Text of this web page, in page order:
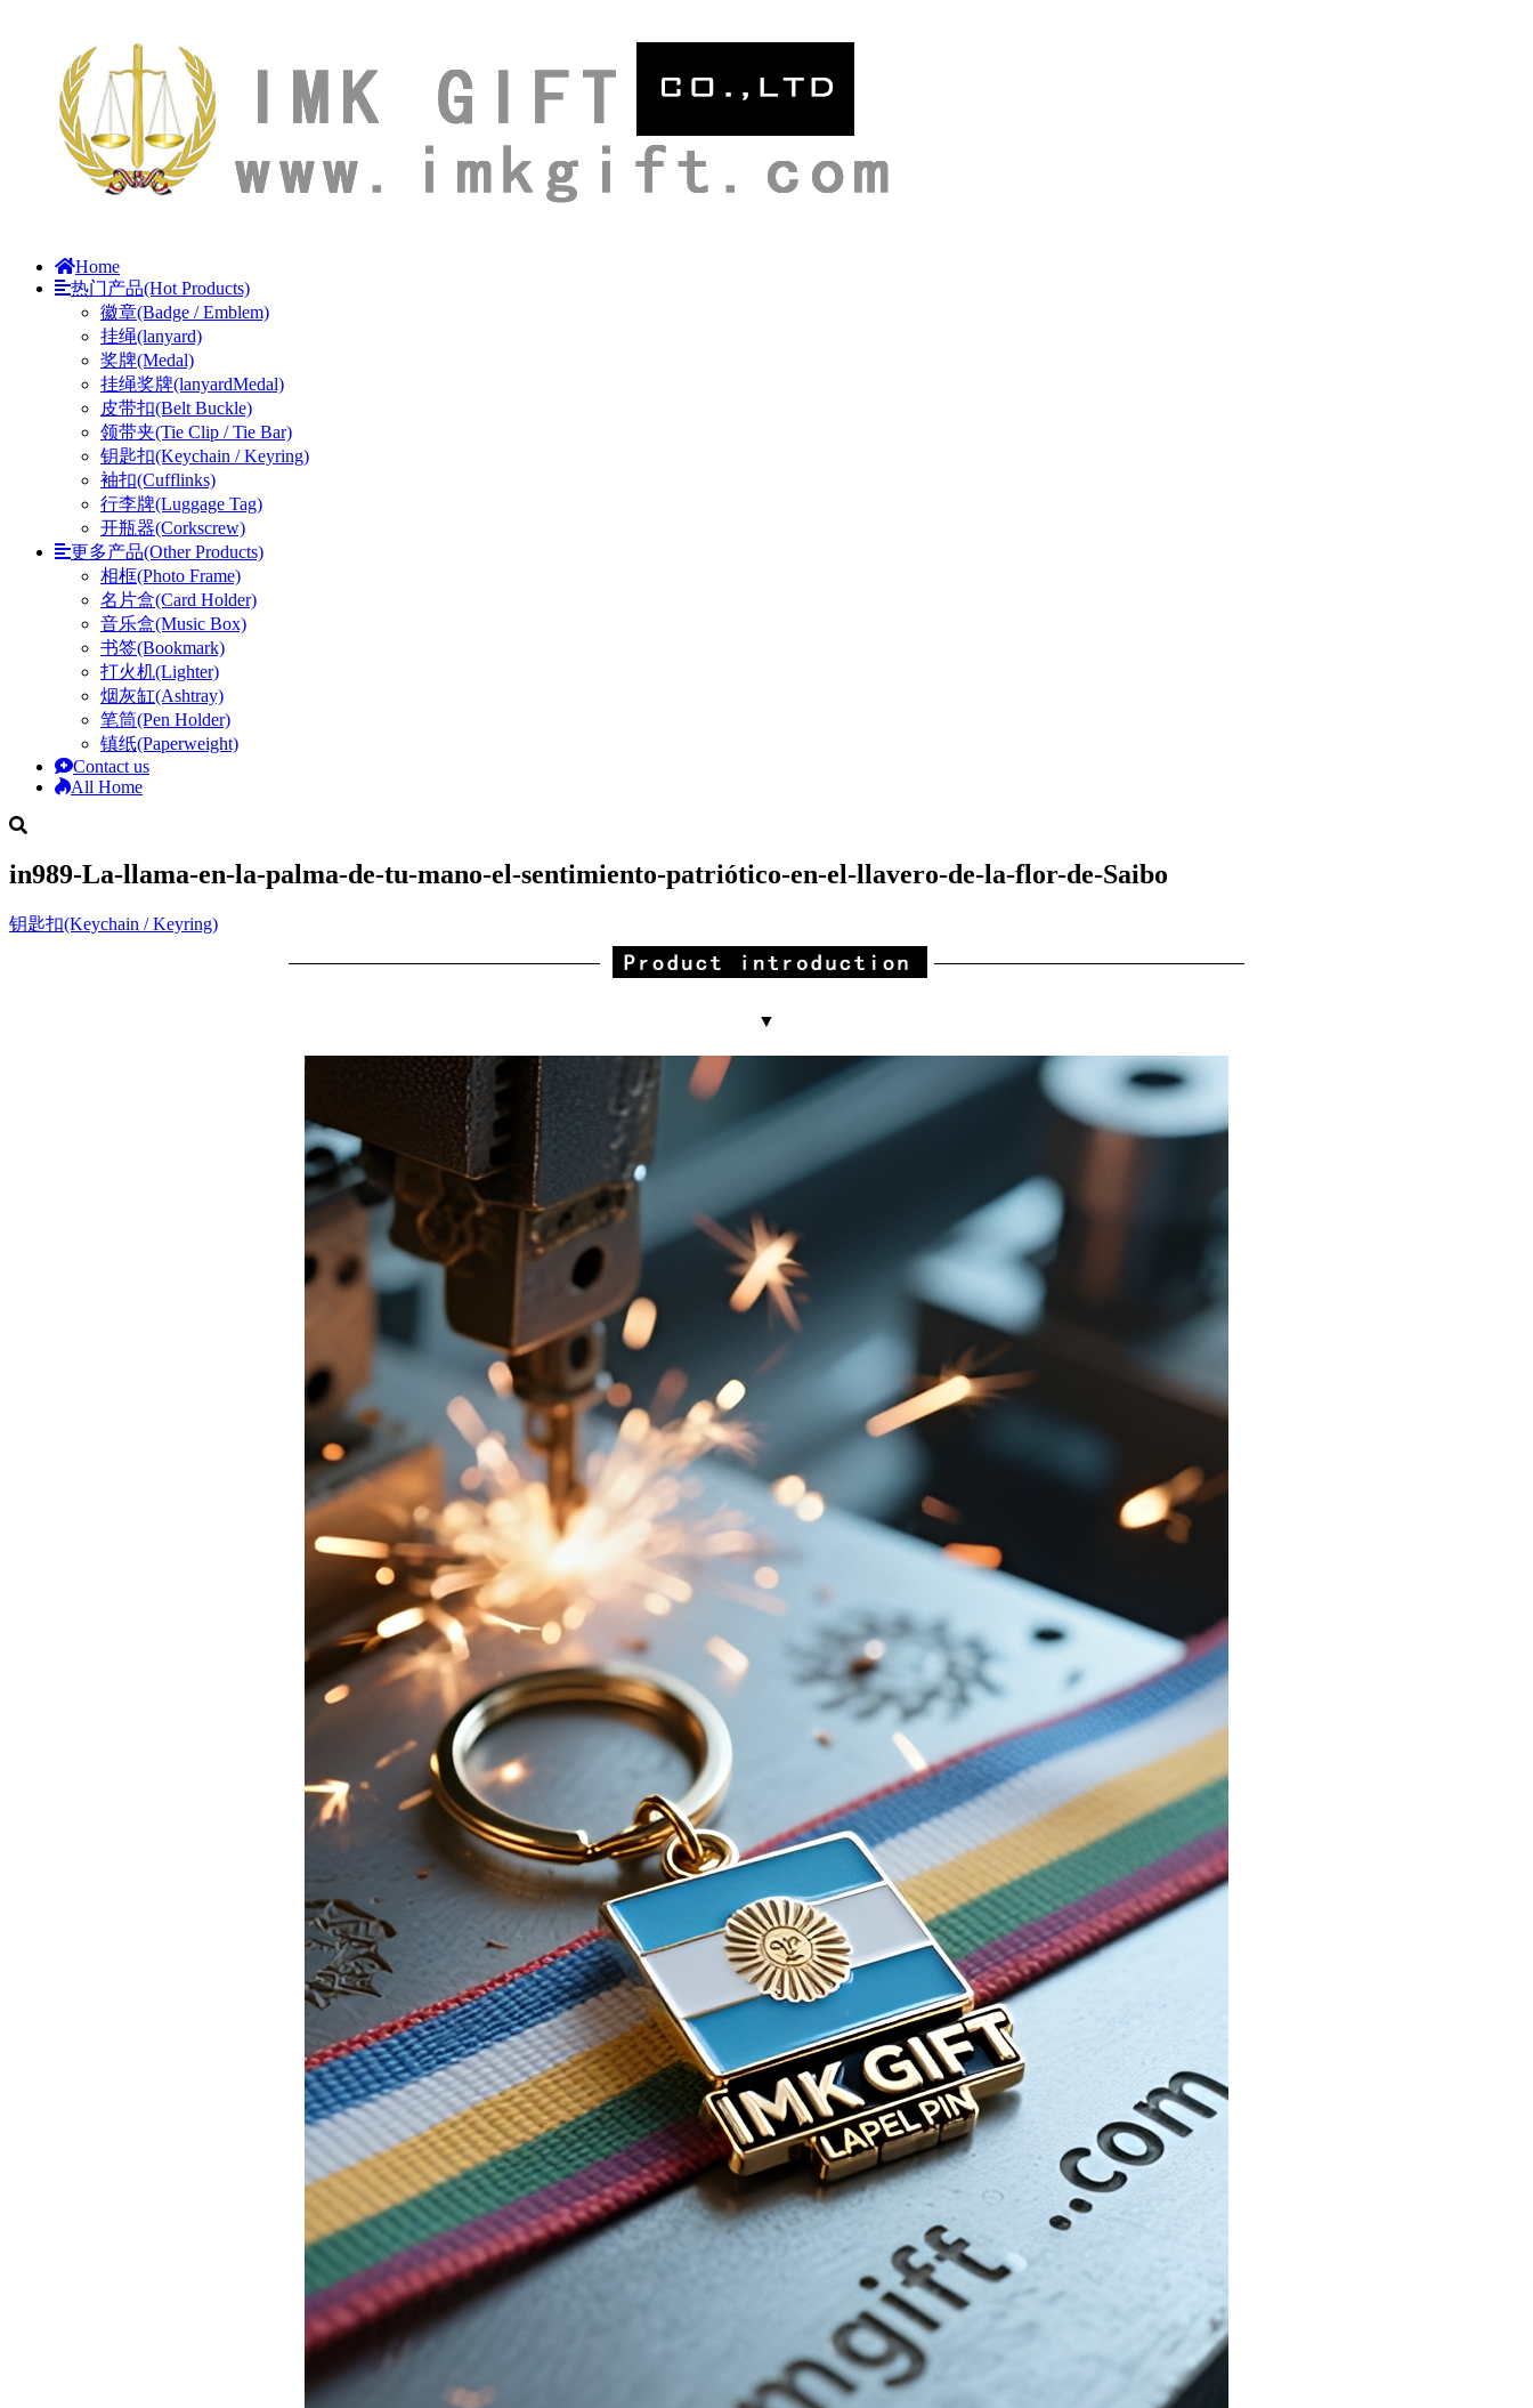
Home
热门产品(Hot Products)
徽章(Badge / Emblem)
挂绳(lanyard)
奖牌(Medal)
挂绳奖牌(lanyardMedal)
皮带扣(Belt Buckle)
领带夹(Tie Clip / Tie Bar)
钥匙扣(Keychain / Keyring)
袖扣(Cufflinks)
行李牌(Luggage Tag)
开瓶器(Corkscrew)
更多产品(Other Products)
相框(Photo Frame)
名片盒(Card Holder)
音乐盒(Music Box)
书签(Bookmark)
打火机(Lighter)
烟灰缸(Ashtray)
笔筒(Pen Holder)
镇纸(Paperweight)
Contact us
All Home
in989-La-llama-en-la-palma-de-tu-mano-el-sentimiento-patriótico-en-el-llavero-de-la-flor-de-Saibo
钥匙扣(Keychain / Keyring)
▼